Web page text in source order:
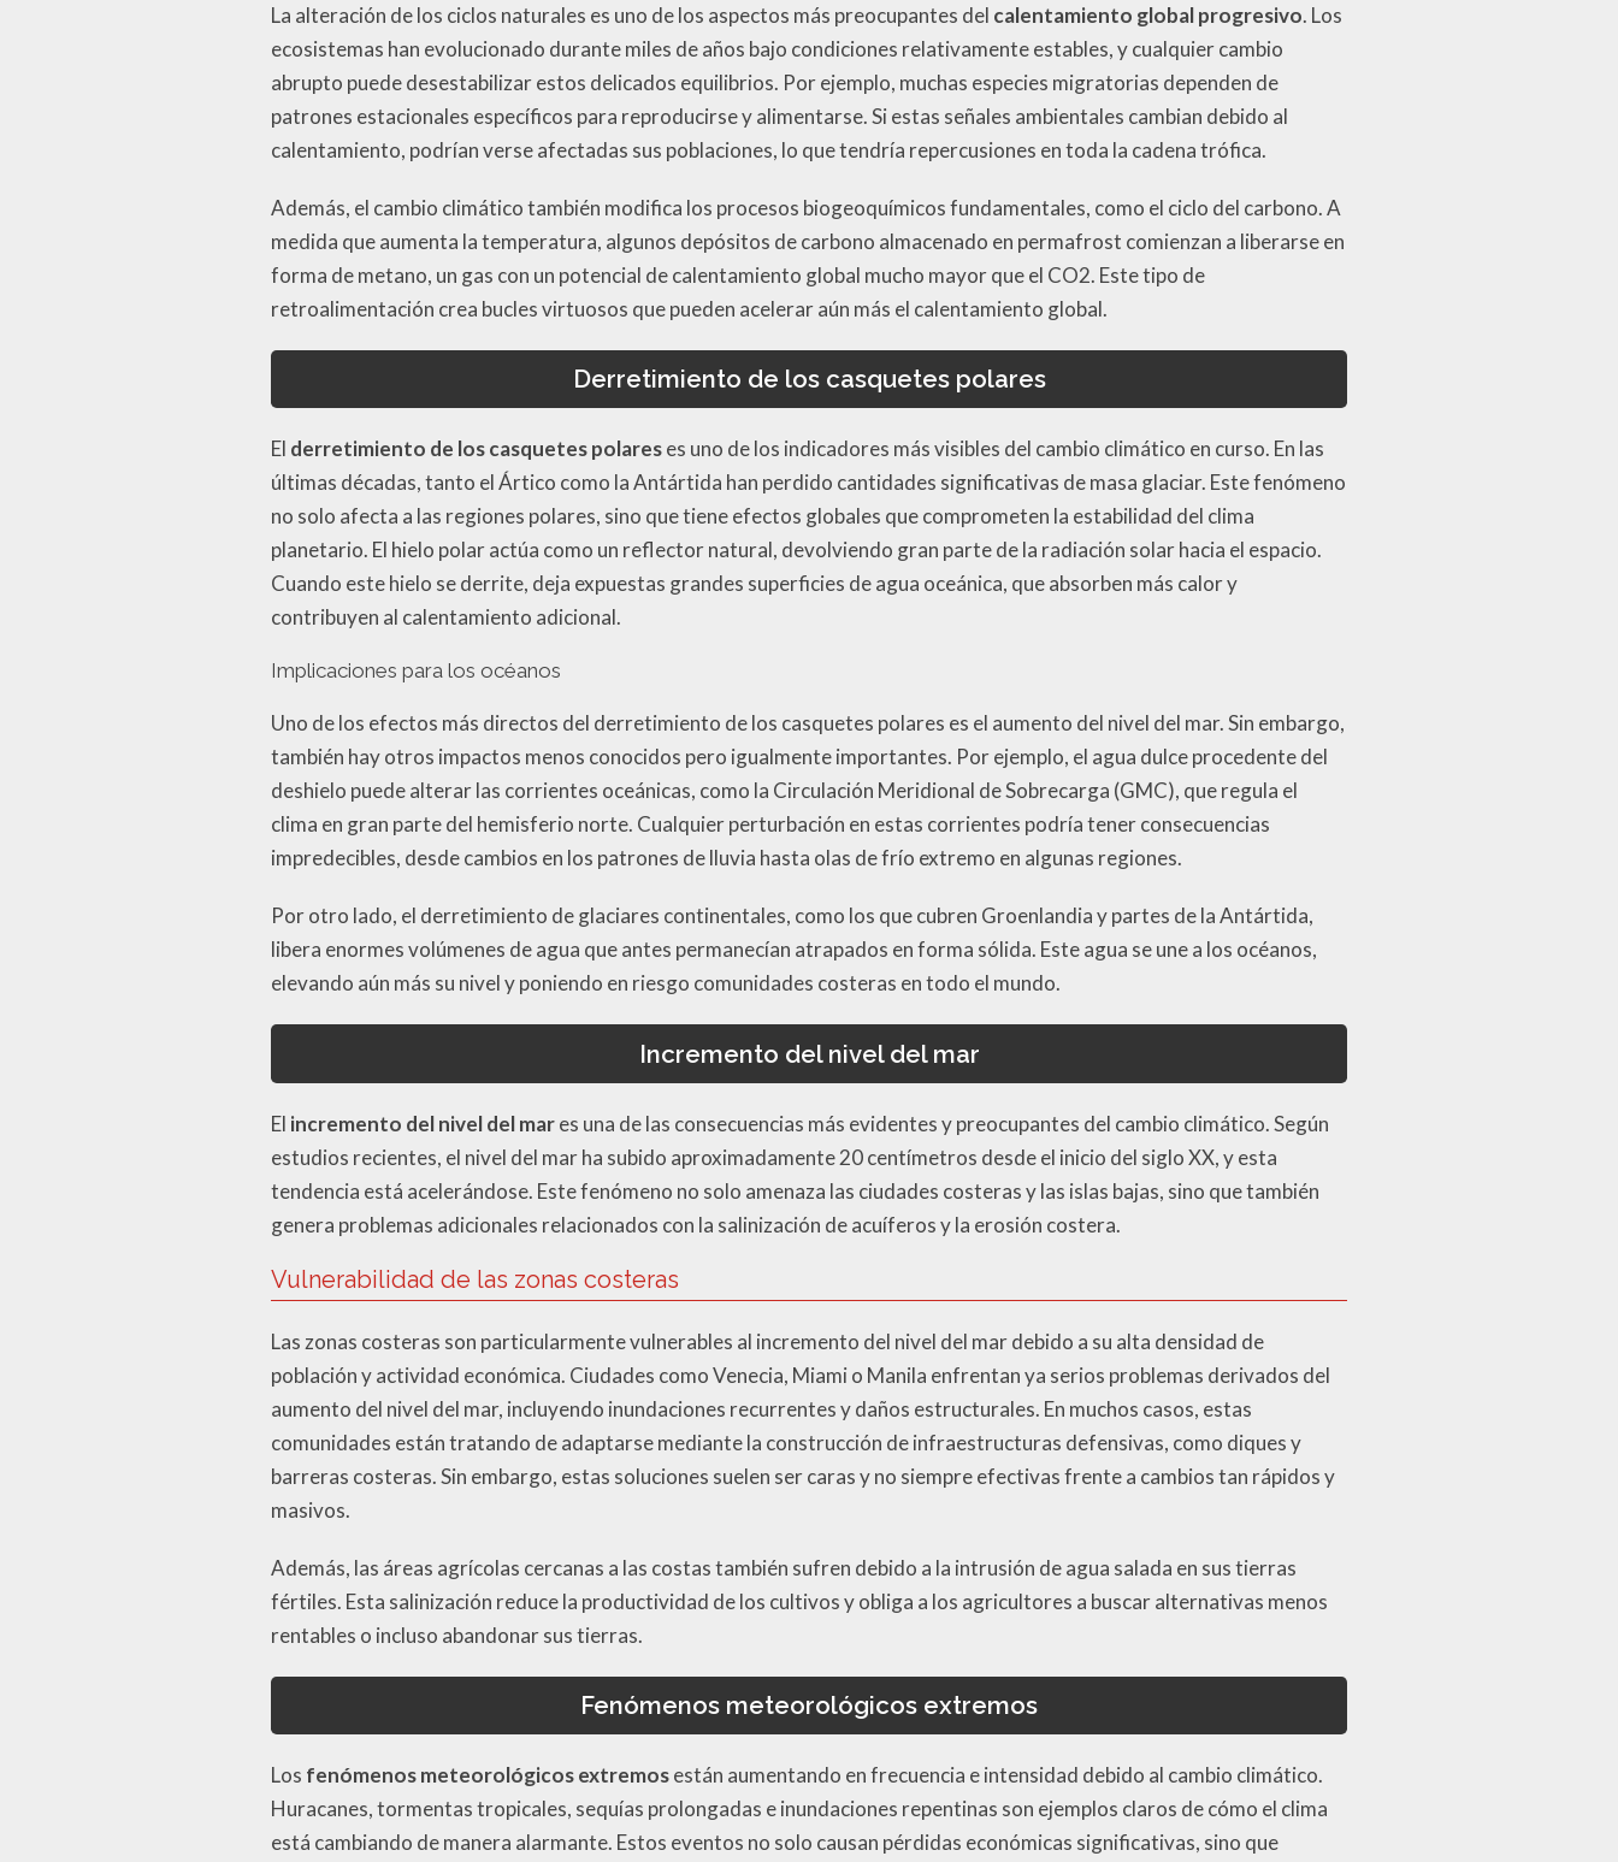
La alteración de los ciclos naturales es uno de los aspectos más preocupantes del calentamiento global progresivo. Los
ecosistemas han evolucionado durante miles de años bajo condiciones relativamente estables, y cualquier cambio
abrupto puede desestabilizar estos delicados equilibrios. Por ejemplo, muchas especies migratorias dependen de
patrones estacionales específicos para reproducirse y alimentarse. Si estas señales ambientales cambian debido al
calentamiento, podrían verse afectadas sus poblaciones, lo que tendría repercusiones en toda la cadena trófica.
Además, el cambio climático también modifica los procesos biogeoquímicos fundamentales, como el ciclo del carbono. A
medida que aumenta la temperatura, algunos depósitos de carbono almacenado en permafrost comienzan a liberarse en
forma de metano, un gas con un potencial de calentamiento global mucho mayor que el CO2. Este tipo de
retroalimentación crea bucles virtuosos que pueden acelerar aún más el calentamiento global.
Derretimiento de los casquetes polares
El derretimiento de los casquetes polareses uno de los indicadores más visibles del cambio climático en curso. En las
últimas décadas, tanto el Ártico como la Antártida han perdido cantidades significativas de masa glaciar. Este fenómeno
no solo afecta a las regiones polares, sino que tiene efectos globales que comprometen la estabilidad del clima
planetario. El hielo polar actúa como un reflector natural, devolviendo gran parte de la radiación solar hacia el espacio.
Cuando este hielo se derrite, deja expuestas grandes superficies de agua oceánica, que absorben más calor y
contribuyen al calentamiento adicional.
Implicaciones para los océanos
Uno de los efectos más directos del derretimiento de los casquetes polares es el aumento del nivel del mar. Sin embargo,
también hay otros impactos menos conocidos pero igualmente importantes. Por ejemplo, el agua dulce procedente del
deshielo puede alterar las corrientes oceánicas, como la Circulación Meridional de Sobrecarga (GMC), que regula el
clima en gran parte del hemisferio norte. Cualquier perturbación en estas corrientes podría tener consecuencias
impredecibles, desde cambios en los patrones de lluvia hasta olas de frío extremo en algunas regiones.
Por otro lado, el derretimiento de glaciares continentales, como los que cubren Groenlandia y partes de la Antártida,
libera enormes volúmenes de agua que antes permanecían atrapados en forma sólida. Este agua se une a los océanos,
elevando aún más su nivel y poniendo en riesgo comunidades costeras en todo el mundo.
Incremento del nivel del mar
El incremento del nivel del mares una de las consecuencias más evidentes y preocupantes del cambio climático. Según
estudios recientes, el nivel del mar ha subido aproximadamente 20 centímetros desde el inicio del siglo XX, y esta
tendencia está acelerándose. Este fenómeno no solo amenaza las ciudades costeras y las islas bajas, sino que también
genera problemas adicionales relacionados con la salinización de acuíferos y la erosión costera.
Vulnerabilidad de las zonas costeras
Las zonas costeras son particularmente vulnerables al incremento del nivel del mar debido a su alta densidad de
población y actividad económica. Ciudades como Venecia, Miami o Manila enfrentan ya serios problemas derivados del
aumento del nivel del mar, incluyendo inundaciones recurrentes y daños estructurales. En muchos casos, estas
comunidades están tratando de adaptarse mediante la construcción de infraestructuras defensivas, como diques y
barreras costeras. Sin embargo, estas soluciones suelen ser caras y no siempre efectivas frente a cambios tan rápidos y
masivos.
Además, las áreas agrícolas cercanas a las costas también sufren debido a la intrusión de agua salada en sus tierras
fértiles. Esta salinización reduce la productividad de los cultivos y obliga a los agricultores a buscar alternativas menos
rentables o incluso abandonar sus tierras.
Fenómenos meteorológicos extremos
Los fenómenos meteorológicos extremosestán aumentando en frecuencia e intensidad debido al cambio climático.
Huracanes, tormentas tropicales, sequías prolongadas e inundaciones repentinas son ejemplos claros de cómo el clima
está cambiando de manera alarmante. Estos eventos no solo causan pérdidas económicas significativas, sino que